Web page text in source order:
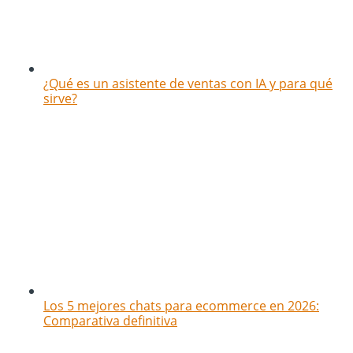
¿Qué es un asistente de ventas con IA y para qué
sirve?
Los 5 mejores chats para ecommerce en 2026:
Comparativa definitiva